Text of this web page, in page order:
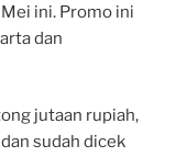
ini. Promo ini
dan
jutaan rupiah,
sudah dicek